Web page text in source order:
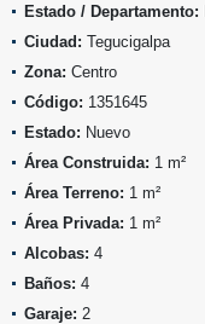
Estado / Departamento:
Ciudad: Tegucigalpa
Zona: Centro
Código: 1351645
Estado: Nuevo
Área Construida: 1 m²
Área Terreno: 1 m²
Área Privada: 1 m²
Alcobas: 4
Baños: 4
Garaje: 2